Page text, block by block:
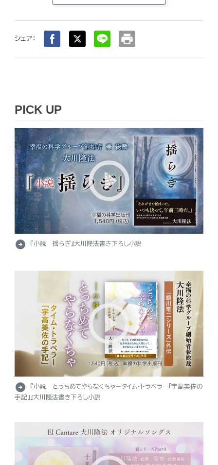
シェア： print
PICK UP
arrow_circle_right 『小説 揺らぎ』大川隆法書き下ろし小説
arrow_circle_right
『小説 とっちめてやらなくちゃ－タイム・トラベラー「宇高美佐の
手記」』大川隆法書き下ろし小説